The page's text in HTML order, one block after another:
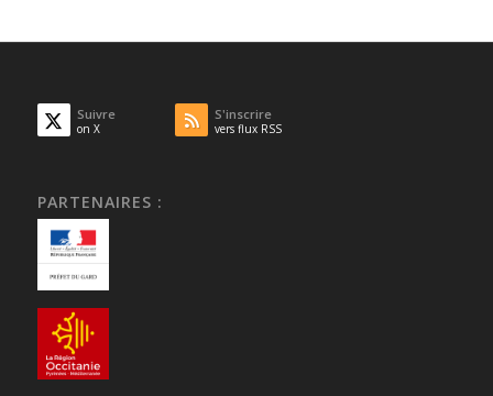
Suivre
on X
S'inscrire
vers flux RSS
PARTENAIRES :